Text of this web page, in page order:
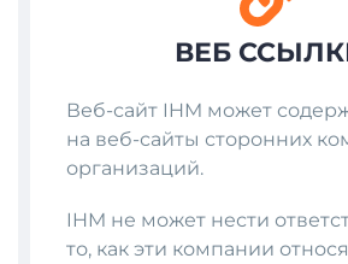
ВЕБ
Веб-сайт IHM может
на веб-сайты сторонних
организаций.
IHM не может нести
то, как эти компании